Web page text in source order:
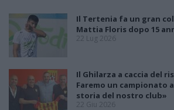
Il Tertenia fa un gran
Mattia Floris dopo 15
22 Lug 2026
Il Ghilarza a caccia del
Faremo un campionato
storia del nostro club»
22 Giu 2026